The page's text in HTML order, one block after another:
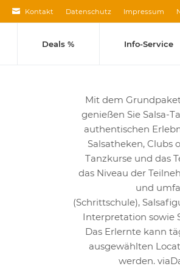
Kontakt Datenschutz Impressum
Deals % Info-Service
Mit dem
genießen Sie Salsa-
authentischen
Salsatheken, Clubs
Tanzkurse und das
das Niveau der
und
(Schrittschule),
Interpretation sowie
Das Erlernte kann
ausgewählten
werden.